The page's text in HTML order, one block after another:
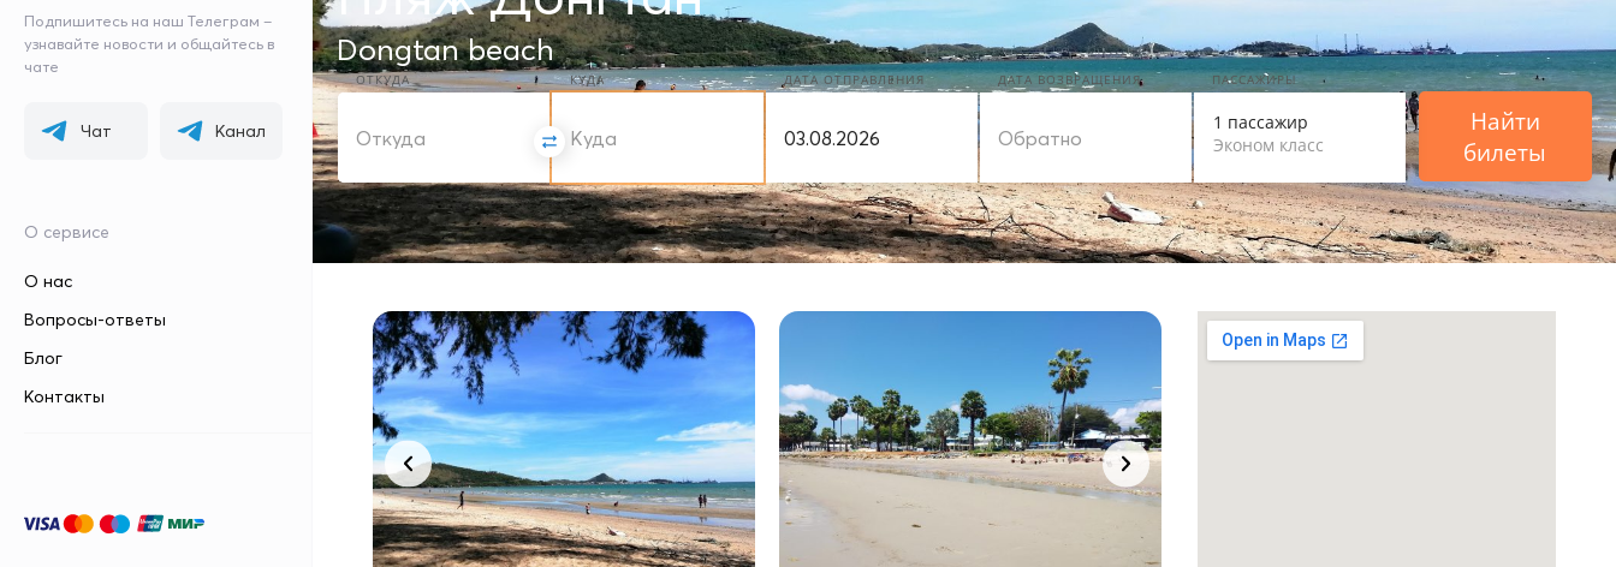
Подпишитесь на наш Телеграм –
узнавайте новости и общайтесь в
чате
Чат Канал
О сервисе
О нас
Вопросы-ответы
Блог
Контакты
Dongtan beach
ОТКУДА КУДА ДАТА ОТПРАВЛЕНИЯ ДАТА ВОЗВРАЩЕНИЯ ПАССАЖИРЫ
1 пассажир
Эконом класс
Найти
билеты